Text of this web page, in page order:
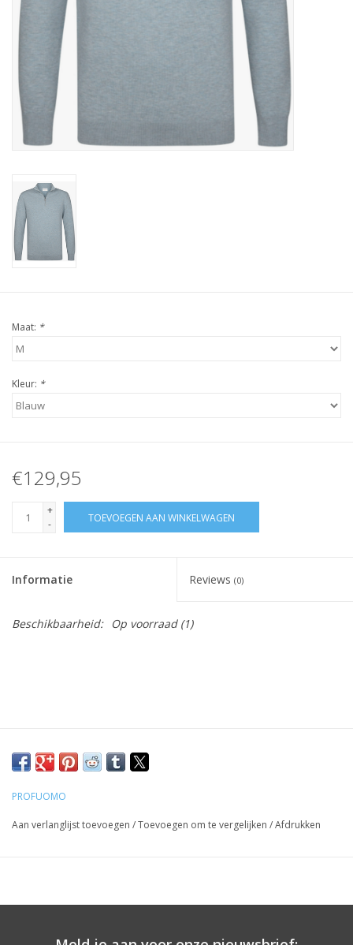
Maat: *
Kleur: *
€129,95
+
-
TOEVOEGEN AAN WINKELWAGEN
Informatie Reviews (0)
Beschikbaarheid: Op voorraad(1)
PROFUOMO
Aan verlanglijst toevoegen /Toevoegen om te vergelijken /Afdrukken